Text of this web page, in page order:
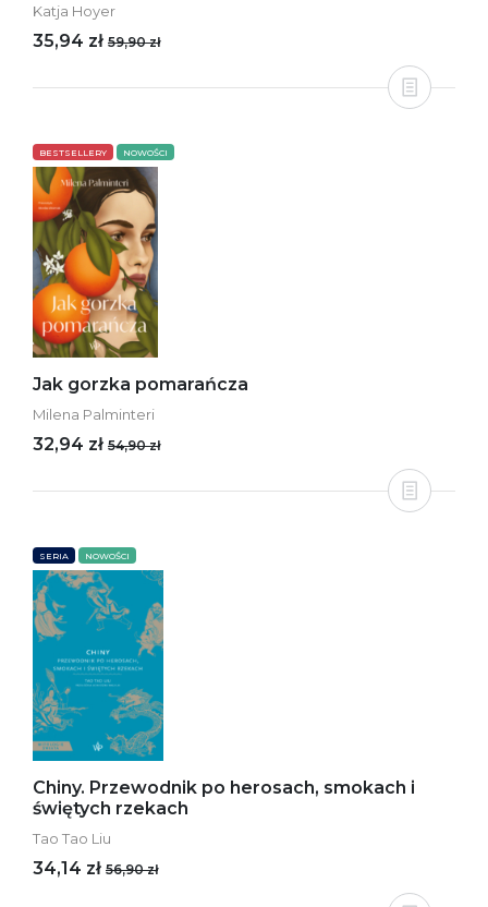
Katja Hoyer
35,94 zł 59,90 zł
BESTSELLERY NOWOŚCI
Jak gorzka pomarańcza
Milena Palminteri
32,94 zł 54,90 zł
SERIA NOWOŚCI
Chiny. Przewodnik po herosach, smokach i
świętych rzekach
Tao Tao Liu
34,14 zł 56,90 zł